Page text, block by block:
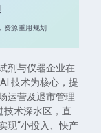
资源重用规划
剂与仪器企业在
技术为核心，提
运营及退市管理
技术深水区，直
现“小投入、快产